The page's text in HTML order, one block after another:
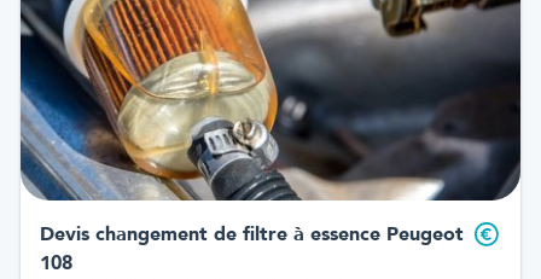
Devis changement de filtre à essence Peugeot
108